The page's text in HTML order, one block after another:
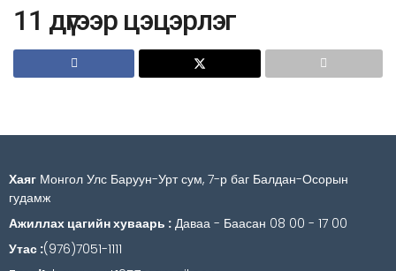
11 дүгээр цэцэрлэг
Хаяг Монгол Улс Баруун-Урт сум, 7-р баг Балдан-Осорын
гудамж
Ажиллах цагийн хуваарь : Даваа - Баасан 08 00 - 17 00
Утас :(976)7051-1111